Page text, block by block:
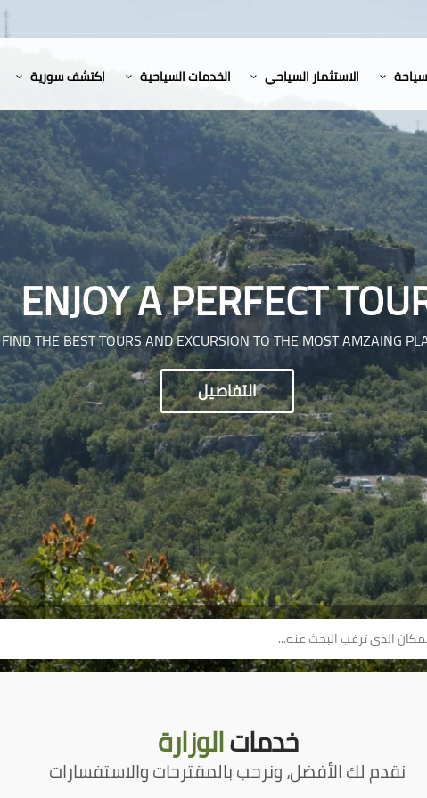
الاستثمار السياحي الخدمات السياحية اكتشف سورية
ENJOY A PERFECT
FIND THE BEST TOURS AND EXCURSION TO THE MOST AMZAING
التفاصيل
خدماتالوزارة
نقدم لك الأفضل، ونرحب بالمقترحات والاستفسارات